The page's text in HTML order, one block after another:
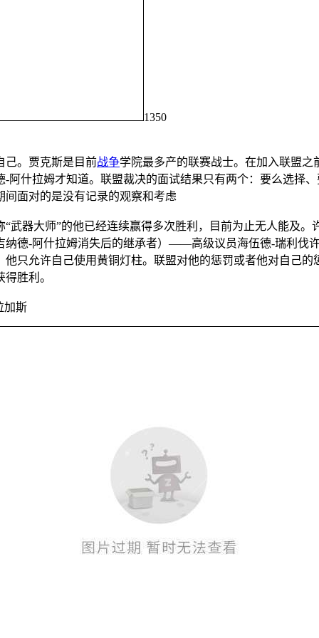
1350
。贾克斯是目前战争学院最多产的联赛战士。在加入联盟
什拉姆才知道。联盟裁决的面试结果只有两个：要么选择
面对的是没有记录的观察和考虑
器大师”的他已经连续赢得多次胜利，目前为止无人能及。
德-阿什拉姆消失后的继承者）——高级议员海伍德-瑞利伐
只允许自己使用黄铜灯柱。联盟对他的惩罚或者他对自己
胜利。
斯